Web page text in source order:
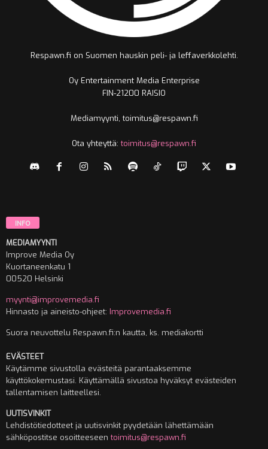
Respawn.fi on Suomen hauskin peli- ja leffaverkkolehti.
Oy Entertainment Media Enterprise
FIN-21200 RAISIO
Mediamyynti, toimitus@respawn.fi
Ota yhteyttä:toimitus@respawn.fi
INFO
MEDIAMYYNTI
Improve Media Oy
Kuortaneenkatu 1
00520 Helsinki
myynti@improvemedia.fi
Hinnasto ja aineisto-ohjeet: Improvemedia.fi
Suora neuvottelu Respawn.fi:n kautta, ks. mediakortti
EVÄSTEET
Käytämme sivustolla evästeitä parantaaksemme
käyttökokemustasi. Käyttämällä sivustoa hyväksyt evästeiden
tallentamisen laitteellesi.
UUTISVINKIT
Lehdistötiedotteet ja uutisvinkit pyydetään lähettämään
sähköpostitse osoitteeseentoimitus@respawn.fi